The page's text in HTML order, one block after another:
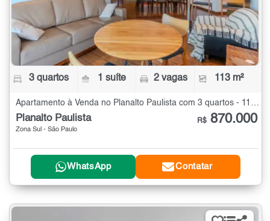
3 quartos 1 suíte 2 vagas 113 m²
Planalto Paulista
Zona Sul - São Paulo
R$ 870.000
WhatsApp Contatar